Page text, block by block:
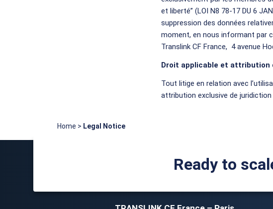
et liberté” (LOI N8 78-17 DU 6
suppression des données
moment, en nous informant par
Translink CF France, 4 avenue
Droit applicable et attribution
Tout litige en relation avec
attribution exclusive de
Home > Legal Notice
Ready to